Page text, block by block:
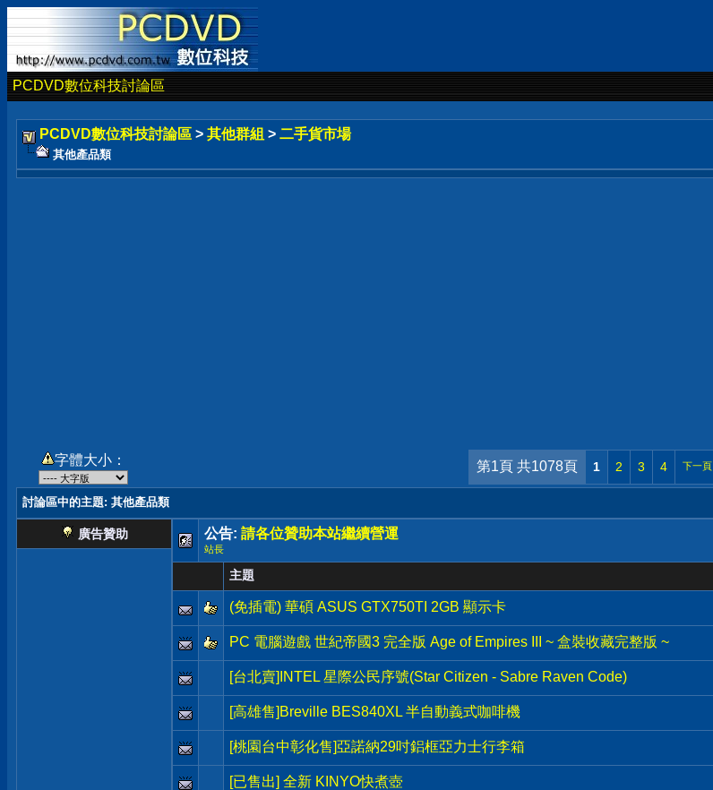
PCDVD數位科技討論區
PCDVD數位科技討論區 > 其他群組 > 二手貨市場
其他產品類
字體大小： 第1頁 共1078頁 1 2 3 4 下一頁
討論區中的主題: 其他產品類
廣告贊助 公告: 請各位贊助本站繼續營運
站長
主題
(免插電) 華碩 ASUS GTX750TI 2GB 顯示卡
PC 電腦遊戲 世紀帝國3 完全版 Age of Empires III ~ 盒裝收藏完整版 ~
[台北賣]INTEL 星際公民序號(Star Citizen - Sabre Raven Code)
[高雄售]Breville BES840XL 半自動義式咖啡機
[桃園台中彰化售]亞諾納29吋鋁框亞力士行李箱
[已售出] 全新 KINYO快煮壺